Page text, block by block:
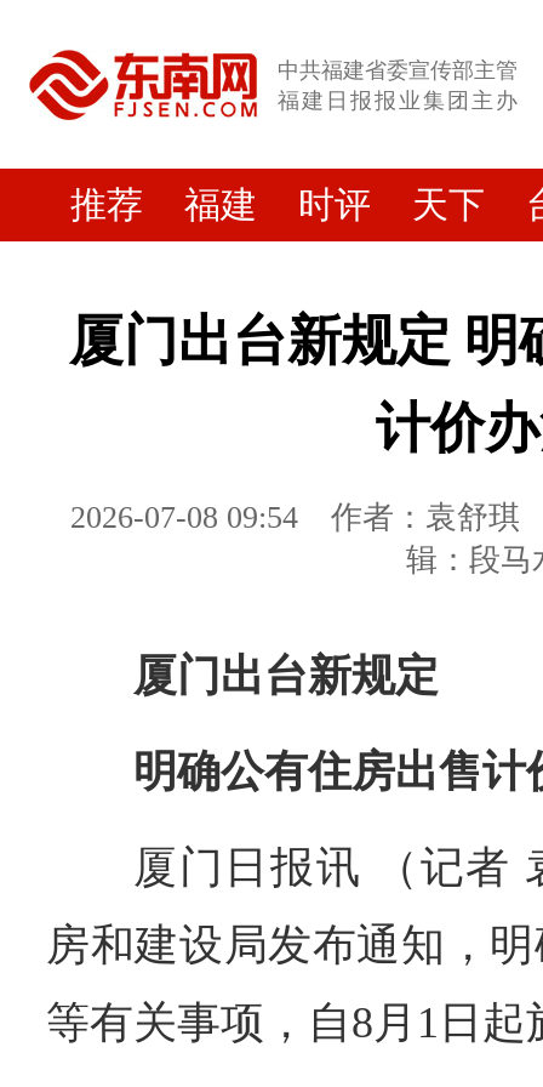
中共福建省委宣传部主管
福建日报报业集团主办
推荐 福建 时评 天下
厦门出台新规定 明
计价
2026-07-08 09:54
作者：袁舒琪
辑：段马
厦门出台新规定
明确公有住房出售计
厦门日报讯 （记者
房和建设局发布通知，
等有关事项，自8月1日起